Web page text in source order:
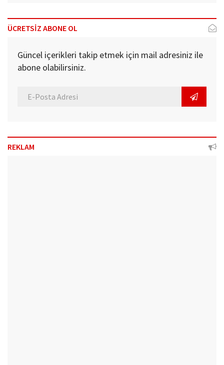
ÜCRETSİZ ABONE OL
Güncel içerikleri takip etmek için mail adresiniz ile
abone olabilirsiniz.
REKLAM